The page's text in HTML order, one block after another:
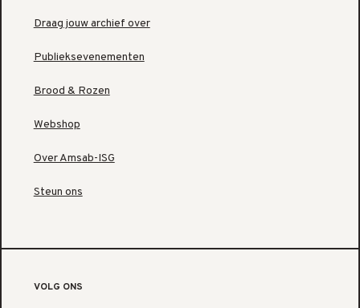
Draag jouw archief over
Publieksevenementen
Brood & Rozen
Webshop
Over Amsab-ISG
Steun ons
VOLG ONS